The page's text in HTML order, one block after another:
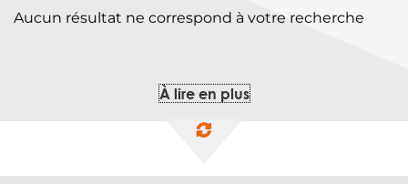
Aucun résultat ne correspond à votre recherche
À lire en plus